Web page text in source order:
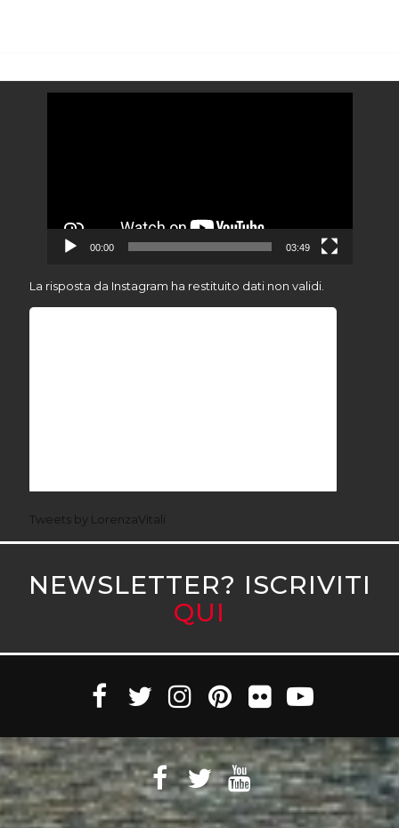
00:00 03:49
La risposta da Instagram ha restituito dati non validi.
Tweets by LorenzaVitali
NEWSLETTER? ISCRIVITI
QUI